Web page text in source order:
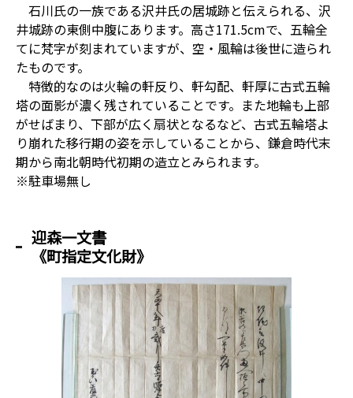
石川氏の一族である沢井氏の居城跡と伝えられる、沢
井城跡の東側中腹にあります。高さ171.5cmで、五輪全
てに梵字が刻まれていますが、空・風輪は後世に造られ
たものです。
特徴的なのは火輪の軒反り、軒勾配、軒厚に古式五輪
塔の面影が濃く残されていることです。また地輪も上部
がせばまり、下部が広く扇状となるなど、古式五輪塔よ
り崩れた移行期の姿を示していることから、鎌倉時代末
期から南北朝時代初期の造立とみられます。
※駐車場無し
迎森一文書
《町指定文化財》